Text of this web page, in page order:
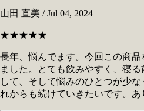
山田 直美 / Jul 04, 2024
★★★★★
長年、悩んでます。今回この商
ました。とても飲みやすく、寝
して、そして悩みのひとつが少
れからも続けていきたいです。あ